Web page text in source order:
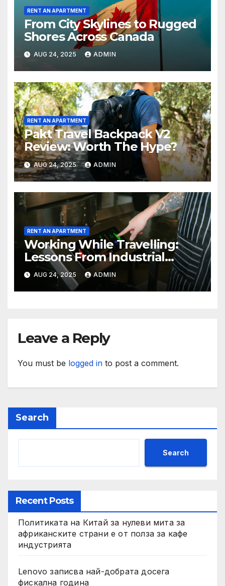
RENT AN APARTMENT
From City Skylines to Rugged
Shores Across Canada
AUG 24, 2025 ADMIN
RENT AN APARTMENT
Pakt Travel Backpack V2
Review: Worth The Hype?
AUG 24, 2025 ADMIN
RENT AN APARTMENT
Working While Travelling:
Lessons From Industrial
Kitchen Mishaps
AUG 24, 2025 ADMIN
Leave a Reply
You must be logged in to post a comment.
Search
Search
Recent Posts
Политиката на Китай за нулеви мита за
африканските страни е от полза за кафе
индустрията
Lenovo записва най-добрата досега
фискална година